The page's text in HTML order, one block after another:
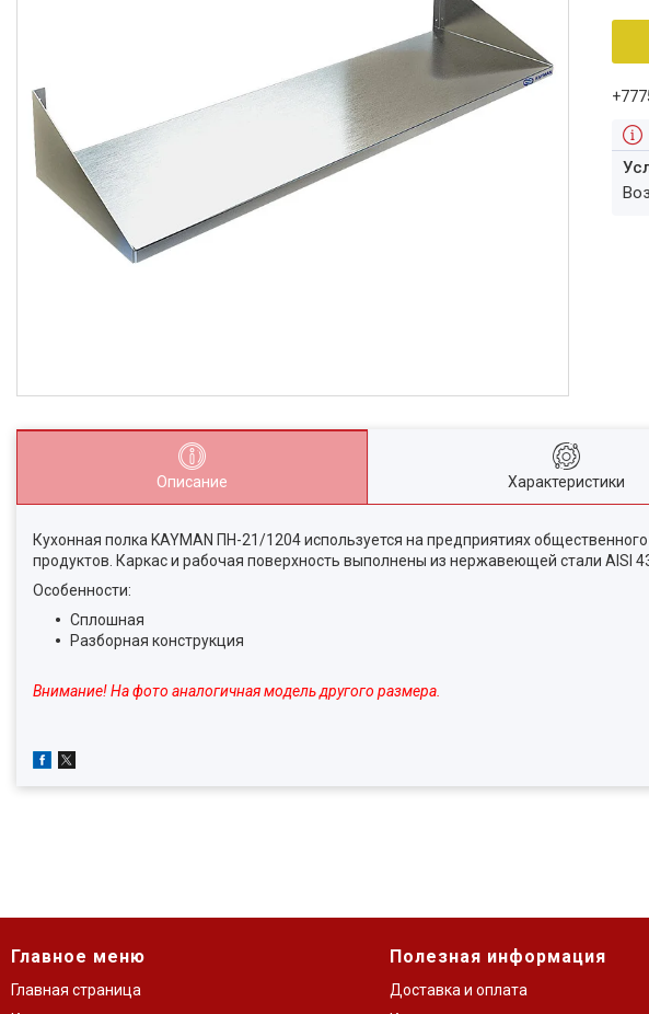
Описание Характеристики
Кухонная полка KAYMAN ПН-21/1204 используется на предприятиях
продуктов. Каркас и рабочая поверхность выполнены из нержавеющей стали AISI
Особенности:
Сплошная
Разборная конструкция
Внимание! На фото аналогичная модель другого размера.
Главное меню
Главная страница
Полезная информация
Доставка и оплата